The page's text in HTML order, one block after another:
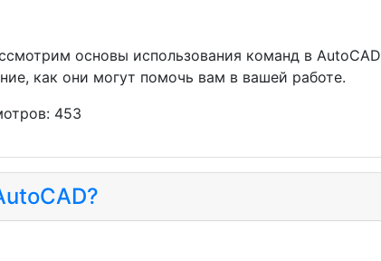
основы использования команд в AutoCAD
как они могут помочь вам в вашей работе.
453